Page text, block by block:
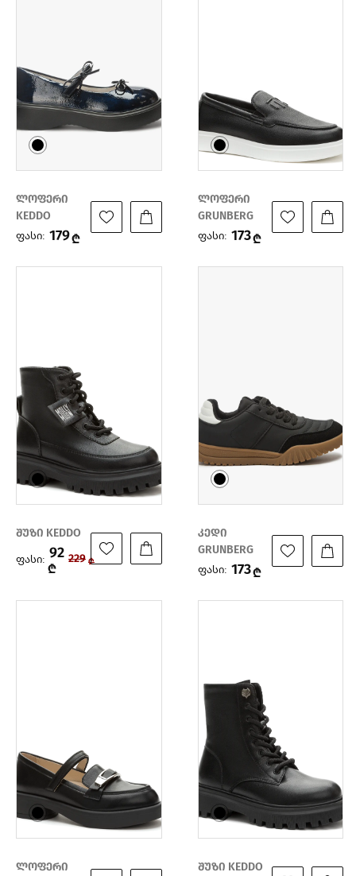
ლოფერი
KEDDO
ფასი: 179₾
ლოფერი
GRUNBERG
ფასი: 173₾
შუზი KEDDO
ფასი: 92
₾
229 ₾
კედი
GRUNBERG
ფასი: 173₾
ლოფერი
შუზი KEDDO